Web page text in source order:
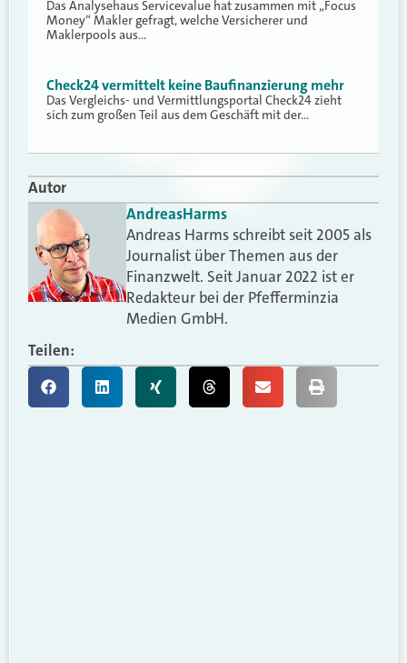
Das Analysehaus Servicevalue hat zusammen mit „Focus
Money“ Makler gefragt, welche Versicherer und
Maklerpools aus…
Check24 vermittelt keine Baufinanzierung mehr
Das Vergleichs- und Vermittlungsportal Check24 zieht
sich zum großen Teil aus dem Geschäft mit der…
Autor
AndreasHarms
Andreas Harms schreibt seit 2005 als
Journalist über Themen aus der
Finanzwelt. Seit Januar 2022 ist er
Redakteur bei der Pfefferminzia
Medien GmbH.
Teilen: